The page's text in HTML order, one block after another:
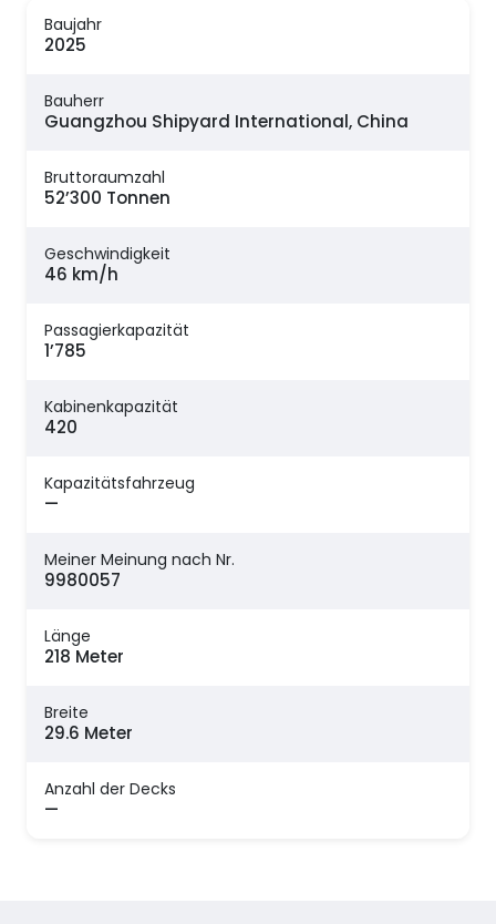
Baujahr
2025
Bauherr
Guangzhou Shipyard International, China
Bruttoraumzahl
52’300 Tonnen
Geschwindigkeit
46 km/h
Passagierkapazität
1’785
Kabinenkapazität
420
Kapazitätsfahrzeug
—
Meiner Meinung nach Nr.
9980057
Länge
218 Meter
Breite
29.6 Meter
Anzahl der Decks
—